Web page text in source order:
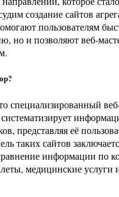
создание сайтов
пользователям
но и позволяют веб-
специализированный
представляя её
таких сайтов
информации по
медицинские услуги